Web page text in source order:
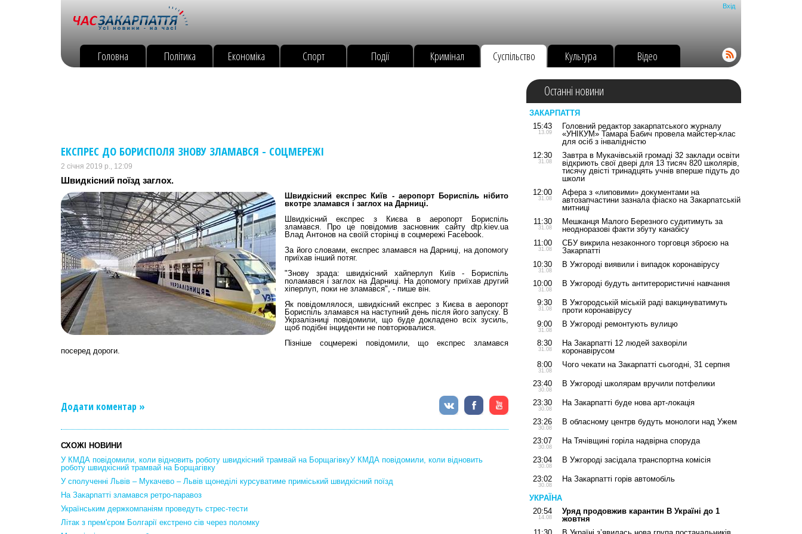
Вхід
Головна Політика Економіка Спорт Події Кримінал Суспільство Культура Відео
ЕКСПРЕС ДО БОРИСПОЛЯ ЗНОВУ ЗЛАМАВСЯ - СОЦМЕРЕЖІ
2 січня 2019 р., 12:09
Швидкісний поїзд заглох.
Швидкісний експрес Київ - аеропорт Бориспіль нібито
вкотре зламався і заглох на Дарниці.
Швидкісний експрес з Києва в аеропорт Бориспіль
зламався.
Про це повідомив засновник сайту dtp.kiev.ua
Влад Антонов на своїй сторінці в соцмережі Facebook.
За його словами, експрес зламався на Дарниці, на допомогу
приїхав інший потяг.
"Знову зрада: швидкісний хайперлуп Київ - Бориспіль
поламався і заглох на Дарниці. На допомогу приїхав другий
хіперлуп, поки не зламався", - пише він.
Як повідомлялося, швидкісний експрес з Києва в аеропорт
Бориспіль зламався на наступний день після його запуску. В
Укрзалізниці повідомили, що буде докладено всіх зусиль,
щоб подібні інциденти не повторювалися.
Пізніше соцмережі повідомили, що експрес зламався
посеред дороги.
Додати коментар »
СХОЖІ НОВИНИ
У КМДА повідомили, коли відновить роботу швидкісний трамвай на БорщагівкуУ КМДА повідомили, коли відновить
роботу швидкісний трамвай на Борщагівку
У сполученні Львів – Мукачево – Львів щонеділі курсуватиме приміський швидкісний поїзд
На Закарпатті зламався ретро-паравоз
Українським держкомпаніям проведуть стрес-тести
Літак з прем'єром Болгарії екстрено сів через поломку
Останні новини
ЗАКАРПАТТЯ
15:43
13.09
Головний редактор закарпатського журналу
«УНІКУМ» Тамара Бабич провела майстер-клас
для осіб з інвалідністю
12:30
31.08
Завтра в Мукачівській громаді 32 заклади освіти
відкриють свої двері для 13 тисяч 820 школярів,
тисячу двісті тринадцять учнів вперше підуть до
школи
12:00
31.08
Афера з «липовими» документами на
автозапчастини зазнала фіаско на Закарпатській
митниці
11:30
31.08
Мешканця Малого Березного судитимуть за
неодноразові факти збуту канабісу
11:00
31.08
СБУ викрила незаконного торговця зброєю на
Закарпатті
10:30
31.08
В Ужгороді виявили і випадок коронавірусу
10:00
31.08
В Ужгороді будуть антитерористичні навчання
9:30
31.08
В Ужгородській міській раді вакцинуватимуть
проти коронавірусу
9:00
31.08
В Ужгороді ремонтують вулицю
8:30
31.08
На Закарпатті 12 людей захворіли
коронавірусом
8:00
31.08
Чого чекати на Закарпатті сьогодні, 31 серпня
23:40
30.08
В Ужгороді школярам вручили потфелики
23:30
30.08
На Закарпатті буде нова арт-локація
23:26
30.08
В обласному центрв будуть монологи над Ужем
23:07
30.08
На Тячівщині горіла надвірна споруда
23:04
30.08
В Ужгороді засідала транспортна комісія
23:02
30.08
На Закарпатті горів автомобіль
УКРАЇНА
20:54
14.08
Уряд продовжив карантин В Україні до 1
жовтня